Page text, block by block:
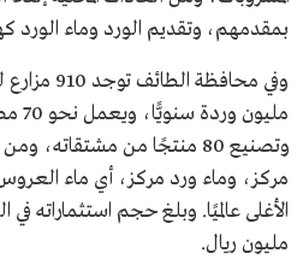
بمقدمهم، وتقديم الورد وماء الورد
وتصنيع 80 منتجًا من
مركز، وماء ورد مركز، أي ماء
مليون ريال.